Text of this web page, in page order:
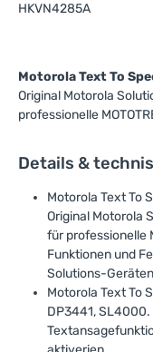
HKVN4285A
Motorola Text To
Original Motorola
professionelle
Details &
Motorola Text To
Original Motorola
für professionelle
Funktionen und
Solutions-
Motorola Text To
DP3441,